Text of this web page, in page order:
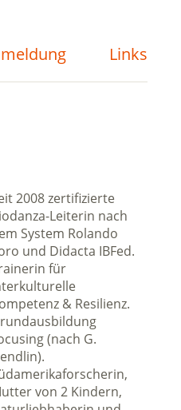
Links
2008 zertifizierte
Leiterin nach
System Rolando
und Didacta IBFed.
für
& Resilienz.
(nach G.
von 2 Kindern,